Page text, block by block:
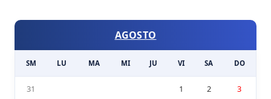
AGOSTO
SM LU MA MI JU VI SA DO
31 1 2 3